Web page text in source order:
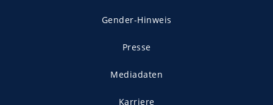
Gender-Hinweis
Presse
Mediadaten
Karriere